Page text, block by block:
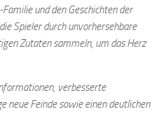
und den Geschichten der
Spieler durch unvorhersehbare
Zutaten sammeln, um das Herz
verbesserte
neue Feinde sowie einen deutlichen